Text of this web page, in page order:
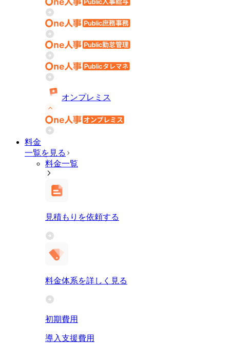
オンプレミス
料金
一覧を見る
料金一覧
見積もりを依頼する
料金体系を詳しく見る
初期費用
導入支援費用